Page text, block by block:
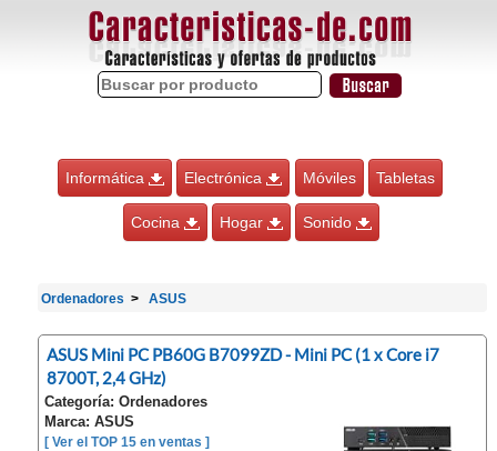
Informática Electrónica Móviles Tabletas
Cocina Hogar Sonido
Ordenadores ASUS
ASUS Mini PC PB60G B7099ZD - Mini PC (1 x Core i7
8700T, 2,4 GHz)
Categoría: Ordenadores
Marca: ASUS
[ Ver el TOP 15 en ventas ]